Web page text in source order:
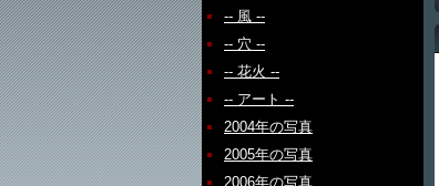
-- 風 --
-- 穴 --
-- 花火 --
-- アート --
2004年の写真
2005年の写真
2006年の写真